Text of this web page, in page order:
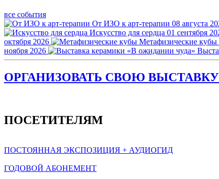
все события
От ИЗО к арт-терапии 08 августа
Искусство для сердца 01 сентября
октября 2026
Метафизические кубы
ноября 2026
ОРГАНИЗОВАТЬ СВОЮ
ПОСЕТИТЕЛЯМ
ПОСТОЯННАЯ ЭКСПОЗИЦИЯ + АУДИОГИД
ГОДОВОЙ АБОНЕМЕНТ